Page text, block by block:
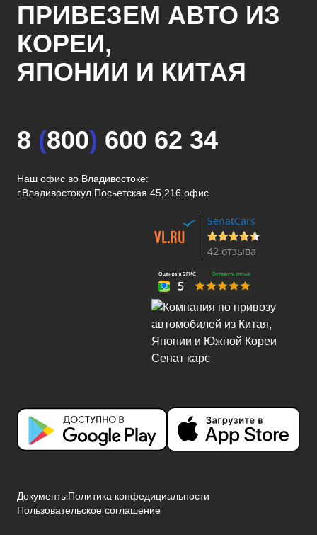
ПРИВЕЗЕМ АВТО ИЗ
КОРЕИ,
ЯПОНИИ И КИТАЯ
8 (800) 600 62 34
Наш офис во Владивостоке:
г.Владивостокул.Посьетская 45,216 офис
SenatCars
42 отзыва
ДокументыПолитика конфедициальности
Пользовательское соглашение